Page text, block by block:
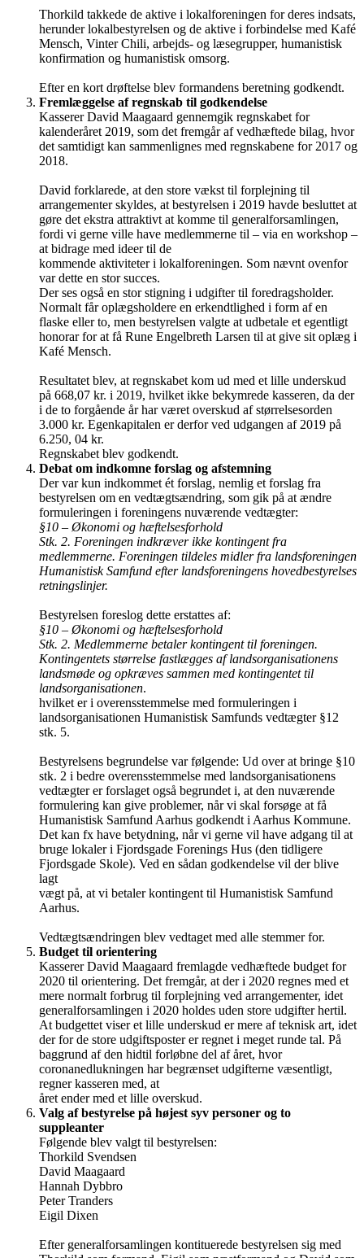
Thorkild takkede de aktive i lokalforeningen for deres indsats,
herunder lokalbestyrelsen og de aktive i forbindelse med Kafé
Mensch, Vinter Chili, arbejds- og læsegrupper, humanistisk
konfirmation og humanistisk omsorg.
Efter en kort drøftelse blev formandens beretning godkendt.
Fremlæggelse af regnskab til godkendelse
Kasserer David Maagaard gennemgik regnskabet for
kalenderåret 2019, som det fremgår af vedhæftede bilag, hvor
det samtidigt kan sammenlignes med regnskabene for 2017 og
2018.
David forklarede, at den store vækst til forplejning til
arrangementer skyldes, at bestyrelsen i 2019 havde besluttet at
gøre det ekstra attraktivt at komme til generalforsamlingen,
fordi vi gerne ville have medlemmerne til – via en workshop –
at bidrage med ideer til de
kommende aktiviteter i lokalforeningen. Som nævnt ovenfor
var dette en stor succes.
Der ses også en stor stigning i udgifter til foredragsholder.
Normalt får oplægsholdere en erkendtlighed i form af en
flaske eller to, men bestyrelsen valgte at udbetale et egentligt
honorar for at få Rune Engelbreth Larsen til at give sit oplæg i
Kafé Mensch.
Resultatet blev, at regnskabet kom ud med et lille underskud
på 668,07 kr. i 2019, hvilket ikke bekymrede kasseren, da der
i de to forgående år har været overskud af størrelsesorden
3.000 kr. Egenkapitalen er derfor ved udgangen af 2019 på
6.250, 04 kr.
Regnskabet blev godkendt.
Debat om indkomne forslag og afstemning
Der var kun indkommet ét forslag, nemlig et forslag fra
bestyrelsen om en vedtægtsændring, som gik på at ændre
formuleringen i foreningens nuværende vedtægter:
§10 – Økonomi og hæftelsesforhold
Stk. 2. Foreningen indkræver ikke kontingent fra
medlemmerne. Foreningen tildeles midler fra landsforeningen
Humanistisk Samfund efter landsforeningens hovedbestyrelses
retningslinjer.
Bestyrelsen foreslog dette erstattes af:
§10 – Økonomi og hæftelsesforhold
Stk. 2. Medlemmerne betaler kontingent til foreningen.
Kontingentets størrelse fastlægges af landsorganisationens
landsmøde og opkræves sammen med kontingentet til
landsorganisationen.
hvilket er i overensstemmelse med formuleringen i
landsorganisationen Humanistisk Samfunds vedtægter §12
stk. 5.
Bestyrelsens begrundelse var følgende: Ud over at bringe §10
stk. 2 i bedre overensstemmelse med landsorganisationens
vedtægter er forslaget også begrundet i, at den nuværende
formulering kan give problemer, når vi skal forsøge at få
Humanistisk Samfund Aarhus godkendt i Aarhus Kommune.
Det kan fx have betydning, når vi gerne vil have adgang til at
bruge lokaler i Fjordsgade Forenings Hus (den tidligere
Fjordsgade Skole). Ved en sådan godkendelse vil der blive
lagt
vægt på, at vi betaler kontingent til Humanistisk Samfund
Aarhus.
Vedtægtsændringen blev vedtaget med alle stemmer for.
Budget til orientering
Kasserer David Maagaard fremlagde vedhæftede budget for
2020 til orientering. Det fremgår, at der i 2020 regnes med et
mere normalt forbrug til forplejning ved arrangementer, idet
generalforsamlingen i 2020 holdes uden store udgifter hertil.
At budgettet viser et lille underskud er mere af teknisk art, idet
der for de store udgiftsposter er regnet i meget runde tal. På
baggrund af den hidtil forløbne del af året, hvor
coronanedlukningen har begrænset udgifterne væsentligt,
regner kasseren med, at
året ender med et lille overskud.
Valg af bestyrelse på højest syv personer og to
suppleanter
Følgende blev valgt til bestyrelsen:
Thorkild Svendsen
David Maagaard
Hannah Dybbro
Peter Tranders
Eigil Dixen
Efter generalforsamlingen kontituerede bestyrelsen sig med